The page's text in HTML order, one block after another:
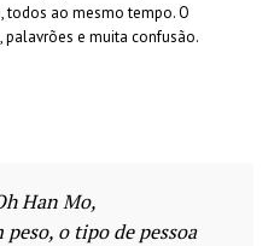
todos ao mesmo tempo. O
palavrões e muita confusão.
Han Mo,
o tipo de pessoa